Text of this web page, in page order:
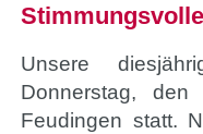
Unsere
Donnerstag,
Feudingen statt.